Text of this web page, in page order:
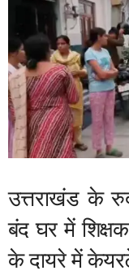
उत्तराखंड के
बंद घर में
के दायरे में